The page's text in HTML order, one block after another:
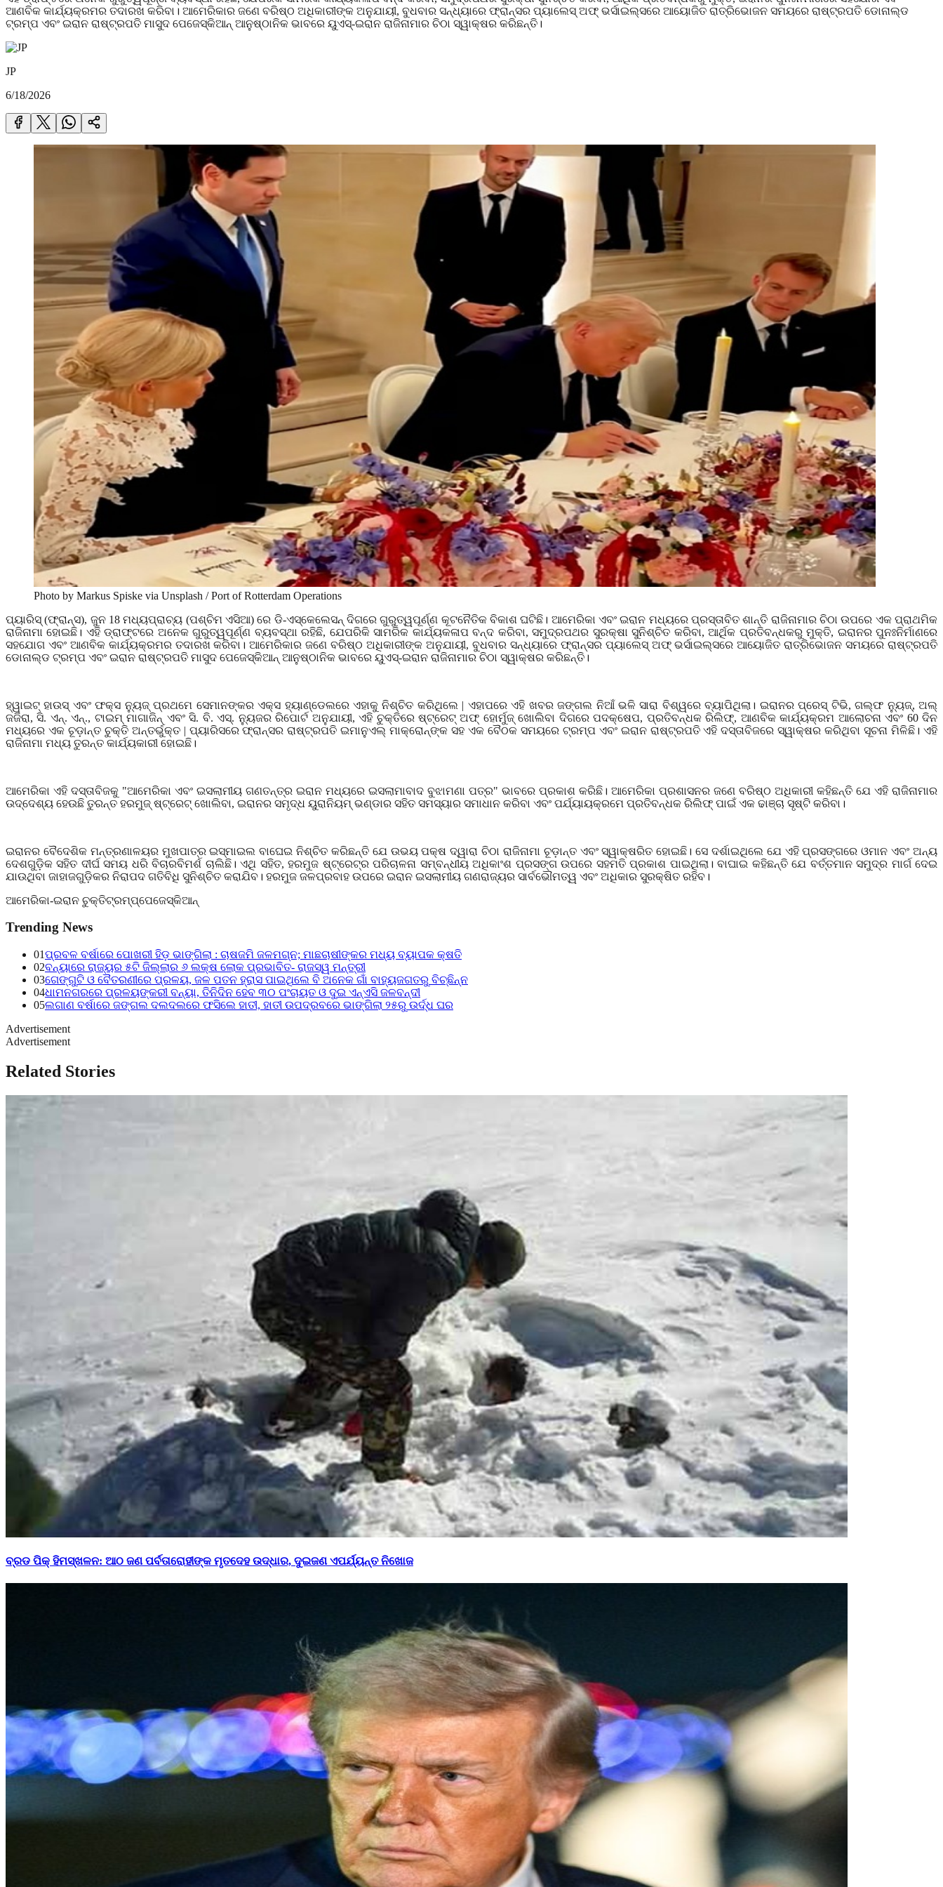
ଆଣବିକ କାର୍ଯ୍ୟକ୍ରମର ତଦାରଖ କରିବା। ଆମେରିକାର ଜଣେ ବରିଷ୍ଠ ଅଧିକାରୀଙ୍କ ଅନୁଯାୟୀ, ବୁଧବାର ସନ୍ଧ୍ୟାରେ ଫ୍ରାନ୍ସର ପ୍ୟାଲେସ୍ ଅଫ୍ ଭର୍ସାଇଲ୍ସରେ ଆୟୋଜିତ ରାତ୍ରିଭୋଜନ ସମୟରେ ରାଷ୍ଟ୍ରପତି ଡୋନାଲ୍ଡ
ଟ୍ରମ୍ପ ଏବଂ ଇରାନ ରାଷ୍ଟ୍ରପତି ମାସୁଦ ପେଜେସ୍କିଆନ୍ ଆନୁଷ୍ଠାନିକ ଭାବରେ ୟୁଏସ୍-ଇରାନ ରାଜିନାମାର ଚିଠା ସ୍ୱାକ୍ଷର କରିଛନ୍ତି।
JP
6/18/2026
Photo by Markus Spiske via Unsplash / Port of Rotterdam Operations
ପ୍ୟାରିସ୍ (ଫ୍ରାନ୍ସ), ଜୁନ 18 ମଧ୍ୟପ୍ରାଚ୍ୟ (ପଶ୍ଚିମ ଏସିଆ) ରେ ଡି-ଏସ୍କେଲେସନ୍ ଦିଗରେ ଗୁରୁତ୍ୱପୂର୍ଣ୍ଣ କୂଟନୈତିକ ବିକାଶ ଘଟିଛି। ଆମେରିକା ଏବଂ ଇରାନ ମଧ୍ୟରେ ପ୍ରସ୍ତାବିତ ଶାନ୍ତି ରାଜିନାମାର ଚିଠା ଉପରେ ଏକ ପ୍ରାଥମିକ
ରାଜିନାମା ହୋଇଛି। ଏହି ଡ୍ରାଫ୍ଟରେ ଅନେକ ଗୁରୁତ୍ୱପୂର୍ଣ୍ଣ ବ୍ୟବସ୍ଥା ରହିଛି, ଯେପରିକି ସାମରିକ କାର୍ଯ୍ୟକଳାପ ବନ୍ଦ କରିବା,ସମୁଦ୍ରପଥର ସୁରକ୍ଷା ସୁନିଶ୍ଚିତ କରିବା,ଆର୍ଥିକ ପ୍ରତିବନ୍ଧକରୁ ମୁକ୍ତି, ଇରାନର ପୁନଃନିର୍ମାଣରେ
ସହଯୋଗ ଏବଂ ଆଣବିକ କାର୍ଯ୍ୟକ୍ରମର ତଦାରଖ କରିବା। ଆମେରିକାର ଜଣେ ବରିଷ୍ଠ ଅଧିକାରୀଙ୍କ ଅନୁଯାୟୀ, ବୁଧବାର ସନ୍ଧ୍ୟାରେ ଫ୍ରାନ୍ସର ପ୍ୟାଲେସ୍ ଅଫ୍ ଭର୍ସାଇଲ୍ସରେ ଆୟୋଜିତ ରାତ୍ରିଭୋଜନ ସମୟରେ ରାଷ୍ଟ୍ରପତି
ଡୋନାଲ୍ଡ ଟ୍ରମ୍ପ ଏବଂ ଇରାନ ରାଷ୍ଟ୍ରପତି ମାସୁଦ ପେଜେସ୍କିଆନ୍ ଆନୁଷ୍ଠାନିକ ଭାବରେ ୟୁଏସ୍-ଇରାନ ରାଜିନାମାର ଚିଠା ସ୍ୱାକ୍ଷର କରିଛନ୍ତି।
ହ୍ୱାଇଟ୍ ହାଉସ୍ ଏବଂ ଫକ୍ସ ନ୍ୟୁଜ୍ ପ୍ରଥମେ ସେମାନଙ୍କର ଏକ୍ସ ହ୍ୟାଣ୍ଡେଲରେ ଏହାକୁ ନିଶ୍ଚିତ କରିଥିଲେ | ଏହାପରେ ଏହି ଖବର ଜଙ୍ଗଲ ନିଆଁ ଭଳି ସାରା ବିଶ୍ୱରେ ବ୍ୟାପିଥିଲା। ଇରାନର ପ୍ରେସ୍ ଟିଭି,ଗଲ୍ଫ ନ୍ୟୁଜ୍,ଅଲ୍
ଜଜିରା,ସି. ଏନ୍. ଏନ୍., ଟାଇମ୍ ମାଗାଜିନ୍ ଏବଂ ସି. ବି. ଏସ୍. ନ୍ୟୁଜର ରିପୋର୍ଟ ଅନୁଯାୟୀ, ଏହି ଚୁକ୍ତିରେ ଷ୍ଟ୍ରେଟ୍ ଅଫ୍ ହୋର୍ମୁଜ୍ ଖୋଲିବା ଦିଗରେ ପଦକ୍ଷେପ, ପ୍ରତିବନ୍ଧକ ରିଲିଫ୍, ଆଣବିକ କାର୍ଯ୍ୟକ୍ରମ ଆଲୋଚନା ଏବଂ 60 ଦିନ
ମଧ୍ୟରେ ଏକ ଚୂଡ଼ାନ୍ତ ଚୁକ୍ତି ଅନ୍ତର୍ଭୁକ୍ତ | ପ୍ୟାରିସରେ ଫ୍ରାନ୍ସର ରାଷ୍ଟ୍ରପତି ଇମାନୁଏଲ୍ ମାକ୍ରୋନ୍ଙ୍କ ସହ ଏକ ବୈଠକ ସମୟରେ ଟ୍ରମ୍ପ ଏବଂ ଇରାନ ରାଷ୍ଟ୍ରପତି ଏହି ଦସ୍ତାବିଜରେ ସ୍ୱାକ୍ଷର କରିଥିବା ସୂଚନା ମିଳିଛି। ଏହି
ରାଜିନାମା ମଧ୍ୟ ତୁରନ୍ତ କାର୍ଯ୍ୟକାରୀ ହୋଇଛି।
ଆମେରିକା ଏହି ଦସ୍ତାବିଜକୁ "ଆମେରିକା ଏବଂ ଇସଲାମୀୟ ଗଣତନ୍ତ୍ର ଇରାନ ମଧ୍ୟରେ ଇସଲାମାବାଦ ବୁଝାମଣା ପତ୍ର" ଭାବରେ ପ୍ରକାଶ କରିଛି। ଆମେରିକା ପ୍ରଶାସନର ଜଣେ ବରିଷ୍ଠ ଅଧିକାରୀ କହିଛନ୍ତି ଯେ ଏହି ରାଜିନାମାର
ଉଦ୍ଦେଶ୍ୟ ହେଉଛି ତୁରନ୍ତ ହରମୁଜ୍ ଷ୍ଟ୍ରେଟ୍ ଖୋଲିବା, ଇରାନର ସମୃଦ୍ଧ ୟୁରାନିୟମ୍ ଭଣ୍ଡାର ସହିତ ସମସ୍ୟାର ସମାଧାନ କରିବା ଏବଂ ପର୍ଯ୍ୟାୟକ୍ରମେ ପ୍ରତିବନ୍ଧକ ରିଲିଫ୍ ପାଇଁ ଏକ ଢାଞ୍ଚା ସୃଷ୍ଟି କରିବା।
ଇରାନର ବୈଦେଶିକ ମନ୍ତ୍ରଣାଳୟର ମୁଖପାତ୍ର ଇସ୍ମାଇଲ ବାଘେଇ ନିଶ୍ଚିତ କରିଛନ୍ତି ଯେ ଉଭୟ ପକ୍ଷ ଦ୍ୱାରା ଚିଠା ରାଜିନାମା ଚୂଡ଼ାନ୍ତ ଏବଂ ସ୍ୱାକ୍ଷରିତ ହୋଇଛି। ସେ ଦର୍ଶାଇଥିଲେ ଯେ ଏହି ପ୍ରସଙ୍ଗରେ ଓମାନ ଏବଂ ଅନ୍ୟ
ଦେଶଗୁଡ଼ିକ ସହିତ ଦୀର୍ଘ ସମୟ ଧରି ବିଚାରବିମର୍ଶ ଚାଲିଛି। ଏଥି ସହିତ,ହରମୁଜ ଷ୍ଟ୍ରେଟ୍ର ପରିଚାଳନା ସମ୍ବନ୍ଧୀୟ ଅଧିକାଂଶ ପ୍ରସଙ୍ଗ ଉପରେ ସହମତି ପ୍ରକାଶ ପାଇଥିଲା। ବାଘାଇ କହିଛନ୍ତି ଯେ ବର୍ତ୍ତମାନ ସମୁଦ୍ର ମାର୍ଗ ଦେଇ
ଯାଉଥିବା ଜାହାଜଗୁଡ଼ିକର ନିରାପଦ ଗତିବିଧି ସୁନିଶ୍ଚିତ କରାଯିବ। ହରମୁଜ ଜଳପ୍ରବାହ ଉପରେ ଇରାନ ଇସଲାମୀୟ ଗଣରାଜ୍ୟର ସାର୍ବଭୌମତ୍ୱ ଏବଂ ଅଧିକାର ସୁରକ୍ଷିତ ରହିବ।
ଆମେରିକା-ଇରାନ ଚୁକ୍ତିଟ୍ରମ୍ପ୍ପେଜେସ୍କିଆନ୍
Trending News
01ପ୍ରବଳ ବର୍ଷାରେ ପୋଖରୀ ହିଡ଼ ଭାଙ୍ଗିଲା : ଚାଷଜମି ଜଳମଗ୍ନ; ମାଛଚାଷୀଙ୍କର ମଧ୍ୟ ବ୍ୟାପକ କ୍ଷତି
02ବନ୍ୟାରେ ରାଜ୍ୟର ୫ଟି ଜିଲ୍ଲାର ୬ ଲକ୍ଷ ଲୋକ ପ୍ରଭାବିତ- ରାଜସ୍ୱ ମନ୍ତ୍ରୀ
03ଗେଙ୍ଗୁଟି ଓ ବୈତରଣୀରେ ପ୍ରଳୟ, ଜଳ ପତନ ହ୍ରାସ ପାଇଥିଲେ ବି ଅନେକ ଗାଁ ବାହ୍ୟଜଗତରୁ ବିଚ୍ଛିନ୍ନ
04ଧାମନଗରରେ ପ୍ରଳୟଙ୍କରୀ ବନ୍ୟା, ତିନିଦିନ ହେବ ୩୦ ପଂଚାୟତ ଓ ଦୁଇ ଏନ୍ଏସି ଜଳବନ୍ଦୀ
05ଲଗାଣ ବର୍ଷାରେ ଜଙ୍ଗଲ ଦଲଦଲରେ ଫସିଲେ ହାତୀ, ହାତୀ ଉପଦ୍ରବରେ ଭାଙ୍ଗିଲା ୨୫ରୁ ଉର୍ଦ୍ଧ ଘର
Advertisement
Advertisement
Related Stories
ବ୍ରଡ ପିକ୍ ହିମସ୍ଖଳନ: ଆଠ ଜଣ ପର୍ବତାରୋହୀଙ୍କ ମୃତଦେହ ଉଦ୍ଧାର, ଦୁଇଜଣ ଏପର୍ଯ୍ୟନ୍ତ ନିଖୋଜ